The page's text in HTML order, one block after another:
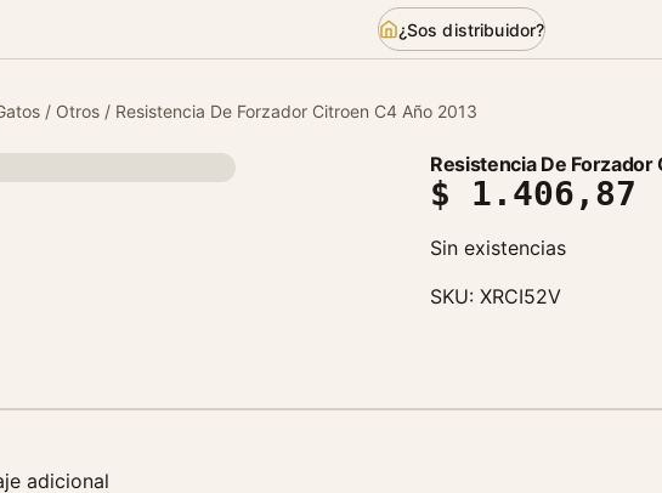
¿Sos distribuidor?
/ Otros / Resistencia De Forzador Citroen C4 Año 2013
Resistencia De
$ 1.406,87
Sin existencias
SKU: XRCI52V
adicional